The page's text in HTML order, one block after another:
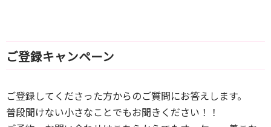
ご登録キャンペーン
ご登録してくださった方からのご質問にお答えします。
普段聞けない小さなことでもお聞きください！！